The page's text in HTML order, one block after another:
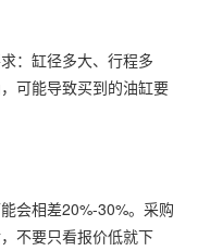
：缸径多大、行程多
可能导致买到的油缸要
会相差20%-30%。采购
不要只看报价低就下